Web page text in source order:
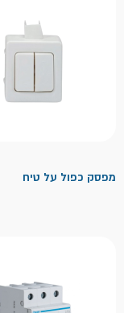
מפסק כפול על טיח